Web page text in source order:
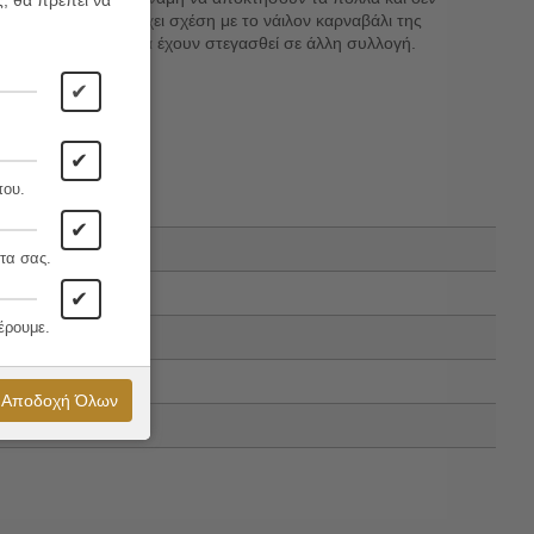
βέβαια δεν έχει σχέση με το νάιλον καρναβάλι της
έκδοση, χωρίς να έχουν στεγασθεί σε άλλη συλλογή.
✔
✔
✔
σας.
✔
Αποδοχή Όλων